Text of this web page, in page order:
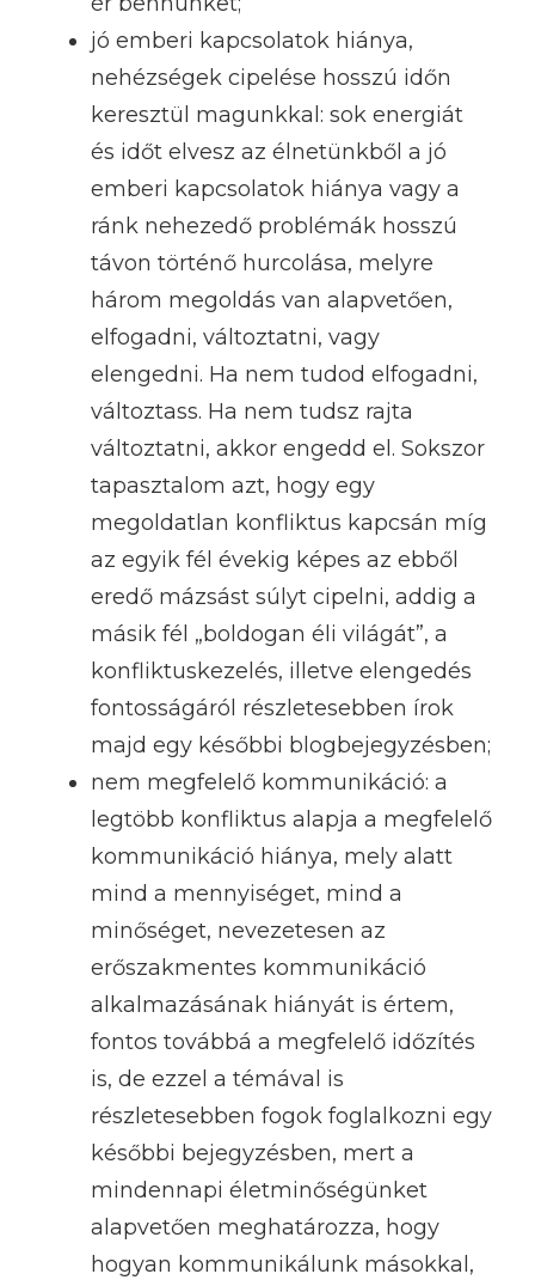
jó emberi kapcsolatok hiánya,
nehézségek cipelése hosszú időn
keresztül magunkkal: sok energiát
és időt elvesz az élnetünkből a jó
emberi kapcsolatok hiánya vagy a
ránk nehezedő problémák hosszú
távon történő hurcolása, melyre
három megoldás van alapvetően,
elfogadni, változtatni, vagy
elengedni. Ha nem tudod elfogadni,
változtass. Ha nem tudsz rajta
változtatni, akkor engedd el. Sokszor
tapasztalom azt, hogy egy
megoldatlan konfliktus kapcsán míg
az egyik fél évekig képes az ebből
eredő mázsást súlyt cipelni, addig a
másik fél „boldogan éli világát”, a
konfliktuskezelés, illetve elengedés
fontosságáról részletesebben írok
majd egy későbbi blogbejegyzésben;
nem megfelelő kommunikáció: a
legtöbb konfliktus alapja a megfelelő
kommunikáció hiánya, mely alatt
mind a mennyiséget, mind a
minőséget, nevezetesen az
erőszakmentes kommunikáció
alkalmazásának hiányát is értem,
fontos továbbá a megfelelő időzítés
is, de ezzel a témával is
részletesebben fogok foglalkozni egy
későbbi bejegyzésben, mert a
mindennapi életminőségünket
alapvetően meghatározza, hogy
hogyan kommunikálunk másokkal,